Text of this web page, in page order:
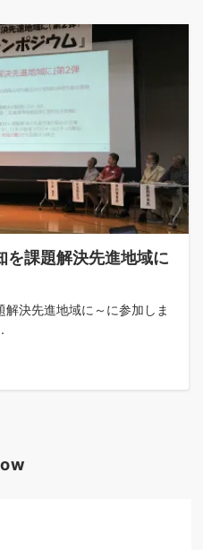
を課題解決先進地域に
決先進地域に～に参加しま